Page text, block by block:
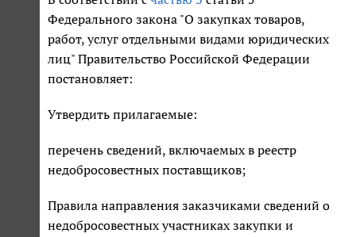
Федерального закона "О закупках товаров,
работ, услуг отдельными видами юридических
лиц" Правительство Российской Федерации
постановляет:
Утвердить прилагаемые:
перечень сведений, включаемых в реестр
недобросовестных поставщиков;
Правила направления заказчиками сведений о
недобросовестных участниках закупки и